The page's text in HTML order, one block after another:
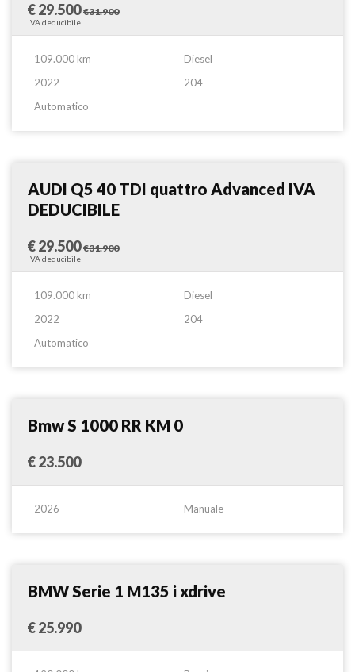
€ 29.500€31.900
IVA deducibile
109.000 km
Diesel
2022
204
Automatico
Suv
Confronta
AUDI Q5 40 TDI quattro Advanced IVA
DEDUCIBILE
€ 29.500€31.900
IVA deducibile
109.000 km
Diesel
2022
204
Automatico
Confronta
Bmw S 1000 RR KM 0
€ 23.500
2026 Manuale
Confronta
BMW Serie 1 M135 i xdrive
€ 25.990